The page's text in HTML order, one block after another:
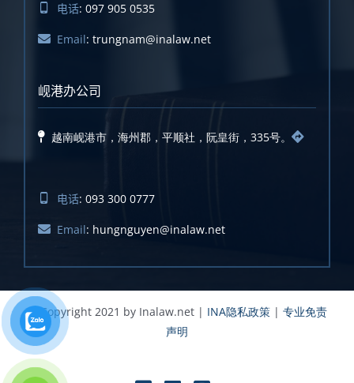
电话: 097 905 0535
Email: trungnam@inalaw.net
岘港办公司
越南岘港市，海州郡，平顺社，阮皇街，335号。
电话: 093 300 0777
Email: hungnguyen@inalaw.net
© Copyright 2021 by Inalaw.net | INA隐私政策| 专业免责
声明